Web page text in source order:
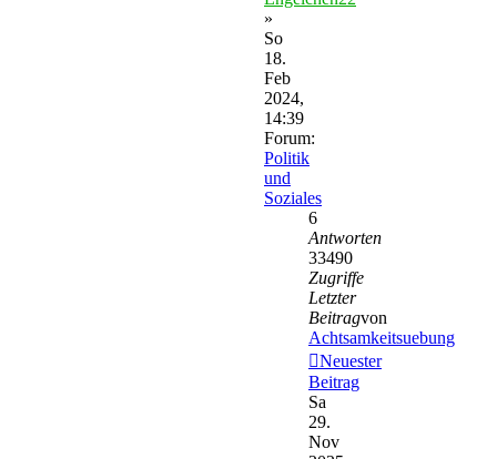
»
So
18.
Feb
2024,
14:39
Forum:
Politik
und
Soziales
6
Antworten
33490
Zugriffe
Letzter
Beitragvon
Achtsamkeitsuebung
Neuester
Beitrag
Sa
29.
Nov